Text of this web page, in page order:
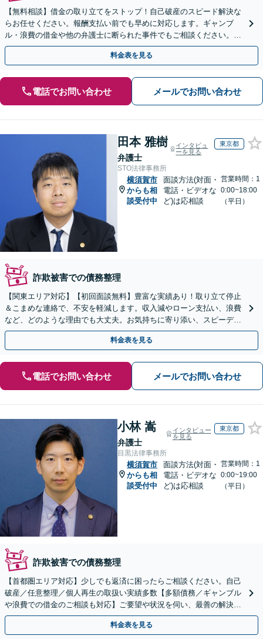
【無料相談】借金の取り立てをストップ！自己破産のスピード解決な
らお任せください。報酬支払い前でも早めに対応します。ギャンブ
ル・浪費の借金や他の弁護士に断られた事件でもご相談ください。税
理士・司法書士有資格弁護士が対応。
料金表を見る
電話でお問い合わせ メールでお問い合わせ
田本 雅樹
弁護士
インタビュ
ーを見る
東京都
STO法律事務所
横須賀市
からも相
談受付中
面談方法(対面・
電話・ビデオな
ど)は応相談
営業時間：1
0:00~18:00
（平日）
詐欺被害での債務整理
【関東エリア対応】【初回面談無料】豊富な実績あり！取り立て停止
＆こまめな連絡で、不安を軽減します。収入減やローン支払い、浪費
など、どのような理由でも大丈夫。お気持ちに寄り添い、スピーディ
ーな解決を目指します【法テラス利用＆休日・夜間面談可】
料金表を見る
電話でお問い合わせ メールでお問い合わせ
小林 嵩
弁護士
インタビュー
を見る
東京都
目黒法律事務所
横須賀市
からも相
談受付中
面談方法(対面・
電話・ビデオな
ど)は応相談
営業時間：1
0:00~19:00
（平日）
詐欺被害での債務整理
【首都圏エリア対応】少しでも返済に困ったらご相談ください。自己
破産／任意整理／個人再生の取扱い実績多数【多額債務／ギャンブル
や浪費での借金のご相談も対応】ご要望や状況を伺い、最善の解決を
目指します
料金表を見る